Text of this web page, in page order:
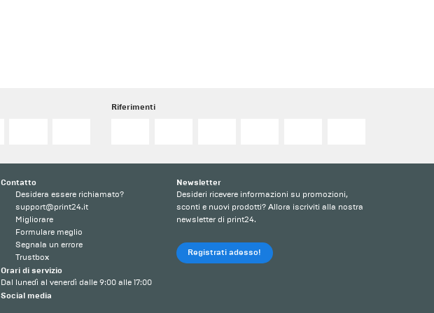
Riferimenti
Contatto
Desidera essere richiamato?
support@print24.it
Migliorare
Formulare meglio
Segnala un errore
Trustbox
Orari di servizio
Dal lunedì al venerdì dalle 9:00 alle 17:00
Social media
Newsletter
Desideri ricevere informazioni su promozioni,
sconti e nuovi prodotti? Allora iscriviti alla nostra
newsletter di print24.
Registrati adesso!